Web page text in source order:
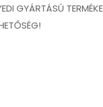
GYÁRTÁSÚ